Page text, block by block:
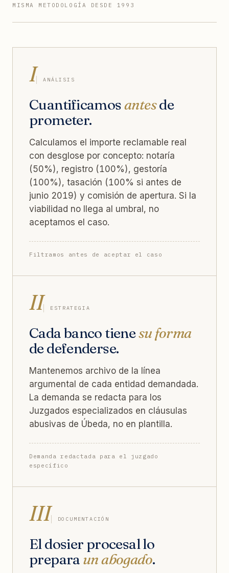
MISMA METODOLOGÍA DESDE 1993
I ANÁLISIS
Cuantificamosantesde
prometer.
Calculamos el importe reclamable real
con desglose por concepto: notaría
(50%), registro (100%), gestoría
(100%), tasación (100% si antes de
junio 2019) y comisión de apertura. Si la
viabilidad no llega al umbral, no
aceptamos el caso.
Filtramos antes de aceptar el caso
II ESTRATEGIA
Cada banco tienesu forma
de defenderse.
Mantenemos archivo de la línea
argumental de cada entidad demandada.
La demanda se redacta para los
Juzgados especializados en cláusulas
abusivas de Úbeda, no en plantilla.
Demanda redactada para el juzgado
específico
III DOCUMENTACIÓN
El dosier procesal lo
prepara un abogado.